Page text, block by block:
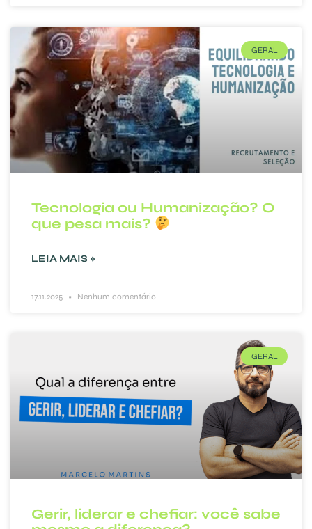
GERAL
Tecnologia ou Humanização? O
que pesa mais?
LEIA MAIS »
17.11.2025 Nenhum comentário
GERAL
Gerir, liderar e chefiar: você sabe